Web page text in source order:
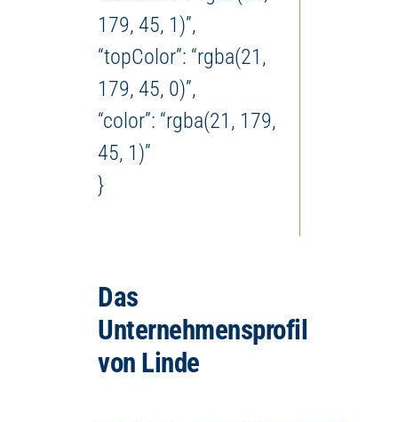
179, 45, 1)”,
“topColor”: “rgba(21,
179, 45, 0)”,
“color”: “rgba(21, 179,
45, 1)”
}
Das
Unternehmensprofil
von Linde